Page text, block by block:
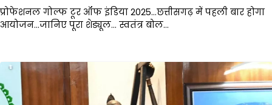
प्रोफेशनल गोल्फ टूर ऑफ इंडिया 2025…छत्तीसगढ़ में पहली बार होगा
आयोजन…जानिए पूरा शेड्यूल… स्वतंत्र बोल…